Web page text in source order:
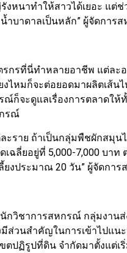
งหนาทำให้สาวได้เยอะ แต่
ำบาดาลเป็นหลัก” ผู้จัดการ
รกรที่นี่ทำหลายอาชีพ แต่ล
ไหมก็จะต่อยอดมาผลิตเส้น
ณ์ก็จะดูแลเรื่องการตลาดใ
รณ์
ะราย ถ้าเป็นกลุ่มพืชผักสมุ
เฉลี่ยอยู่ที่ 5,000-7,000 บา
ลี้ยงประมาณ 20 วัน” ผู้จัดกา
วิชาการสหกรณ์ กลุ่มงาน
ส่วนสำคัญในการเข้าไปแ
ตปฏิรูปที่ดิน จำกัดมาตั้งแต่